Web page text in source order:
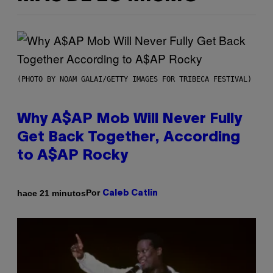
(PHOTO BY NOAM GALAI/GETTY IMAGES FOR TRIBECA FESTIVAL)
Why A$AP Mob Will Never Fully
Get Back Together, According
to A$AP Rocky
hace 21 minutosPor Caleb Catlin